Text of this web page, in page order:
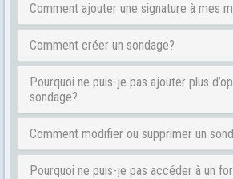
Comment ajouter une signature à mes
Comment créer un sondage?
Pourquoi ne puis-je pas ajouter plus
sondage?
Comment modifier ou supprimer un
Pourquoi ne puis-je pas accéder à un